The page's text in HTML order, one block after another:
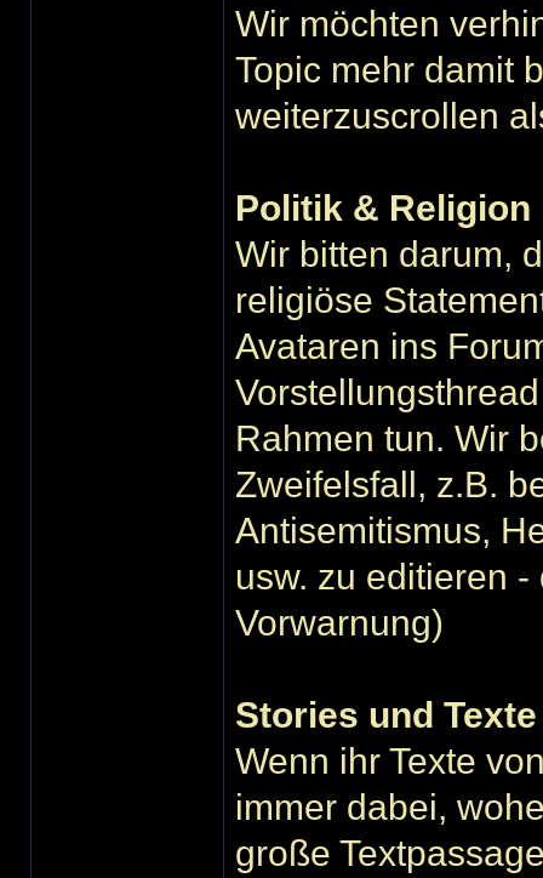
Wir möchten
Topic mehr damit
weiterzuscrollen
Politik & Religion
Wir bitten darum,
religiöse
Avataren ins
Rahmen tun. Wir
Zweifelsfall, z.B.
Antisemitismus,
usw. zu editieren
Vorwarnung)
Stories und Texte
Wenn ihr Texte
immer dabei,
große